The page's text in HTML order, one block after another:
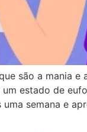
são a mania
estado de
semana e